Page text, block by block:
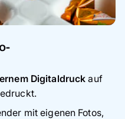
Digitaldruck auf
mit eigenen Fotos,